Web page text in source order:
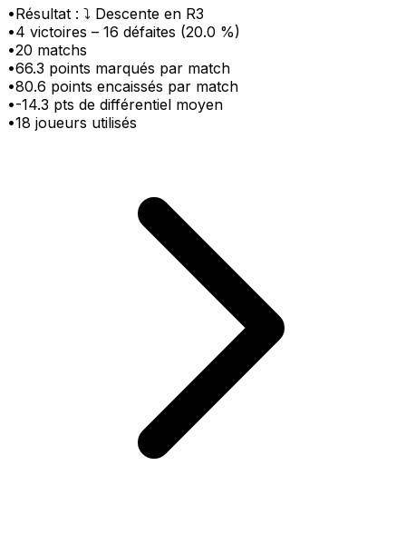
•Résultat : ⤵ Descente en R3
•4 victoires – 16 défaites (20.0 %)
•20 matchs
•66.3 points marqués par match
•80.6 points encaissés par match
•-14.3 pts de différentiel moyen
•18 joueurs utilisés